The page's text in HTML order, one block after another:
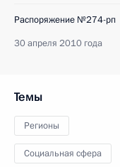
Распоряжение №274-рп
30 апреля 2010 года
Темы
Регионы
Социальная сфера